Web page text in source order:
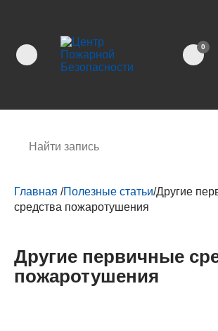
0
Главная /Полезные статьи/Другие
средства пожаротушения
Другие первичные
пожаротушения